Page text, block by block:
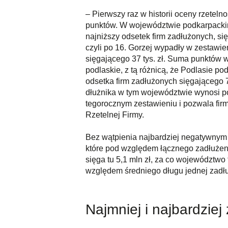
– Pierwszy raz w historii oceny
punktów. W województwie
najniższy odsetek firm zadłużonych,
czyli po 16. Gorzej wypadły w
sięgającego 37 tys. zł. Suma punktów
podlaskie, z tą różnicą, że Podlasie
odsetka firm zadłużonych
dłużnika w tym województwie wynosi
tegorocznym zestawieniu i pozwala
Rzetelnej Firmy.
Bez wątpienia najbardziej
które pod względem łącznego
sięga tu 5,1 mln zł, za co
względem średniego długu jednej
Najmniej i najbardziej